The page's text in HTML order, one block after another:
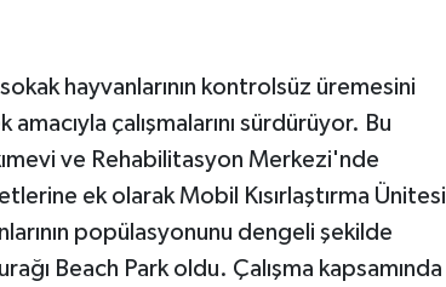
hayvanlarının kontrolsüz üremesini
çalışmalarını sürdürüyor. Bu
ve Rehabilitasyon Merkezi'nde
ek olarak Mobil Kısırlaştırma Ünitesi
popülasyonunu dengeli şekilde
Beach Park oldu. Çalışma kapsamında